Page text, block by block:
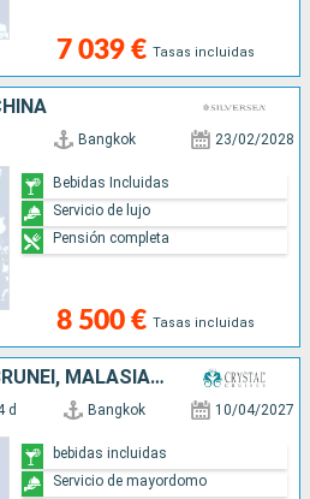
7 039 € Tasas incluidas
Bangkok 23/02/2028
8 500 € Tasas incluidas
Bebidas Incluidas
Servicio de lujo
Pensión completa
TAILANDIA, VIETNAM, BRUNEI, MALASIA, FILIPINAS, CHINA
d Bangkok 10/04/2027
bebidas incluidas
Servicio de mayordomo